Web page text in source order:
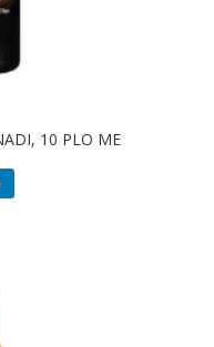
10 PLO ME